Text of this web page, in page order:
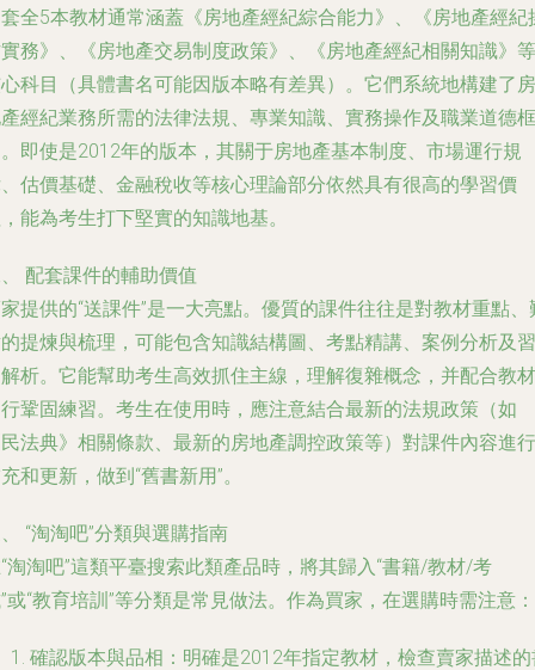
全5本教材通常涵蓋《房地產經紀綜合能力》、《房地產經紀
務》、《房地產交易制度政策》、《房地產經紀相關知識》等
科目（具體書名可能因版本略有差異）。它們系統地構建了房
經紀業務所需的法律法規、專業知識、實務操作及職業道德框
即使是2012年的版本，其關于房地產基本制度、市場運行規
估價基礎、金融稅收等核心理論部分依然具有很高的學習價
能為考生打下堅實的知識地基。
配套課件的輔助價值
提供的“送課件”是一大亮點。優質的課件往往是對教材重點、
提煉與梳理，可能包含知識結構圖、考點精講、案例分析及習
析。它能幫助考生高效抓住主線，理解復雜概念，并配合教材
鞏固練習。考生在使用時，應注意結合最新的法規政策（如
法典》相關條款、最新的房地產調控政策等）對課件內容進行
和更新，做到“舊書新用”。
“淘淘吧”分類與選購指南
淘淘吧”這類平臺搜索此類產品時，將其歸入“書籍/教材/考
或“教育培訓”等分類是常見做法。作為買家，在選購時需注意：
確認版本與品相：明確是2012年指定教材，檢查賣家描述